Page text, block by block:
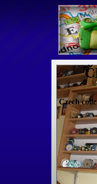
Czech